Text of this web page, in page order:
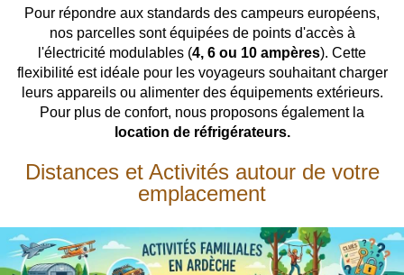
Pour répondre aux standards des campeurs européens,
nos parcelles sont équipées de points d'accès à
l'électricité modulables (4, 6 ou 10 ampères). Cette
flexibilité est idéale pour les voyageurs souhaitant charger
leurs appareils ou alimenter des équipements extérieurs.
Pour plus de confort, nous proposons également la
location de réfrigérateurs.
Distances et Activités autour de votre
emplacement